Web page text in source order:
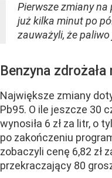
Pierwsze zmiany na
już kilka minut po
zauważyli, że
Benzyna
Największe zmiany
Pb95. O ile jeszcze 30
wynosiła 6 zł za litr, o
po zakończeniu
zobaczyli cenę 6,82 zł
przekraczający 80